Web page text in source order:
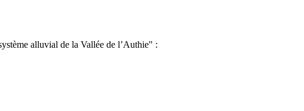
alluvial de la Vallée de l’Authie" :